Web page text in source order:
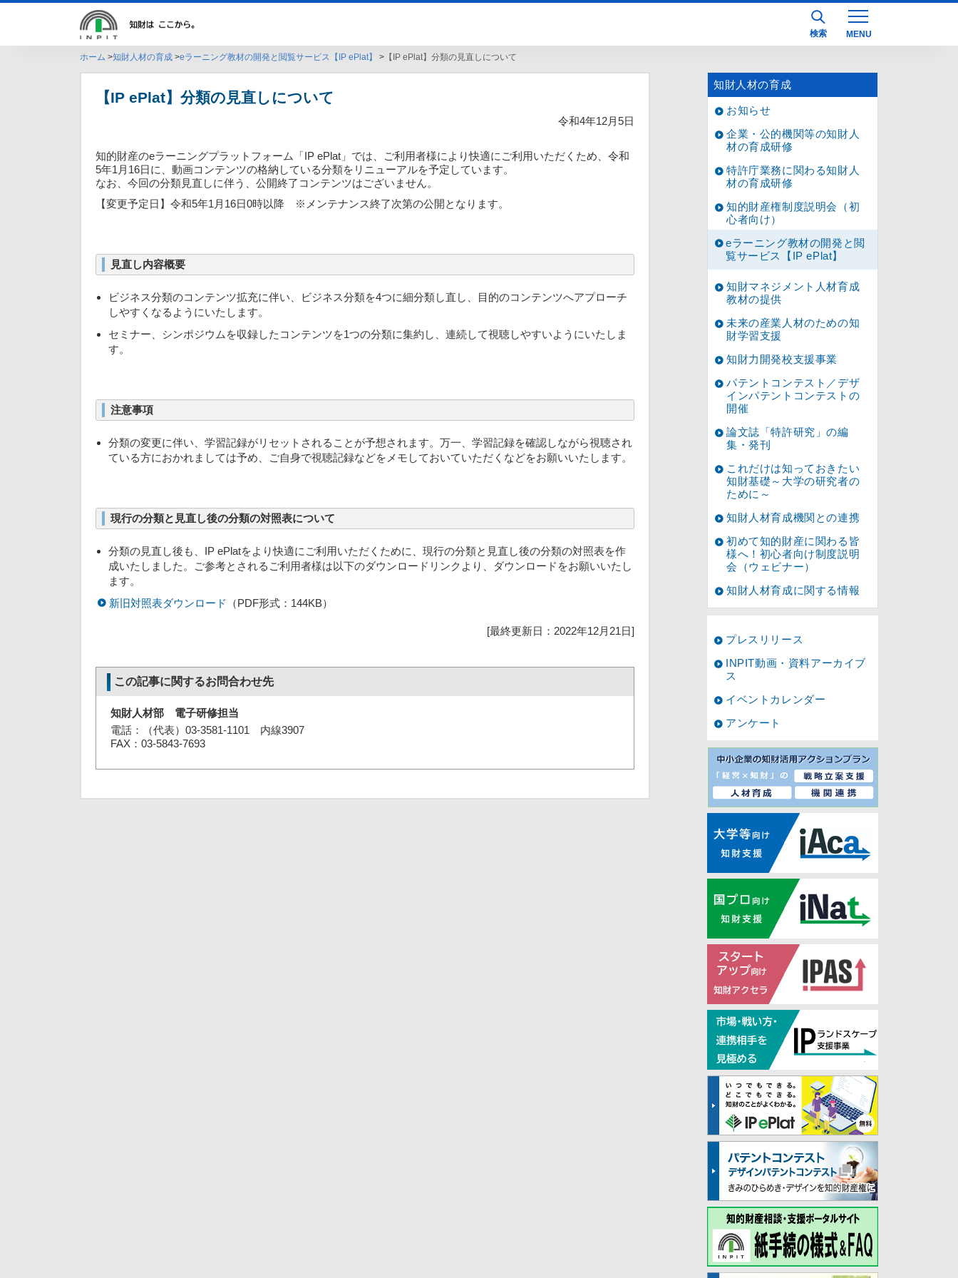
検索
ホーム 知財人材の育成 eラーニング教材の開発と閲覧サービス【IP ePlat】 【IP ePlat】分類の見直しについて
【IP ePlat】分類の見直しについて
令和4年12月5日
知的財産のeラーニングプラットフォーム「IP ePlat」では、ご利用者様により快適にご利用いただくため、令和
5年1月16日に、動画コンテンツの格納している分類をリニューアルを予定しています。
なお、今回の分類見直しに伴う、公開終了コンテンツはございません。
【変更予定日】令和5年1月16日0時以降 ※メンテナンス終了次第の公開となります。
見直し内容概要
ビジネス分類のコンテンツ拡充に伴い、ビジネス分類を4つに細分類し直し、目的のコンテンツへアプローチ
しやすくなるようにいたします。
セミナー、シンポジウムを収録したコンテンツを1つの分類に集約し、連続して視聴しやすいようにいたしま
す。
注意事項
分類の変更に伴い、学習記録がリセットされることが予想されます。万一、学習記録を確認しながら視聴され
ている方におかれましては予め、ご自身で視聴記録などをメモしておいていただくなどをお願いいたします。
現行の分類と見直し後の分類の対照表について
分類の見直し後も、IP ePlatをより快適にご利用いただくために、現行の分類と見直し後の分類の対照表を作
成いたしました。ご参考とされるご利用者様は以下のダウンロードリンクより、ダウンロードをお願いいたし
ます。
新旧対照表ダウンロード
（PDF形式：144KB）
[最終更新日：2022年12月21日]
この記事に関するお問合わせ先
知財人材部 電子研修担当
電話：（代表）03-3581-1101 内線3907
FAX：03-5843-7693
知財人材の育成
お知らせ
企業・公的機関等の知財人
材の育成研修
特許庁業務に関わる知財人
材の育成研修
知的財産権制度説明会（初
心者向け）
eラーニング教材の開発と閲
覧サービス【IP ePlat】
知財マネジメント人材育成
教材の提供
未来の産業人材のための知
財学習支援
知財力開発校支援事業
パテントコンテスト／デザ
インパテントコンテストの
開催
論文誌「特許研究」の編
集・発刊
これだけは知っておきたい
知財基礎～大学の研究者の
ために～
知財人材育成機関との連携
初めて知的財産に関わる皆
様へ！初心者向け制度説明
会（ウェビナー）
知財人材育成に関する情報
プレスリリース
INPIT動画・資料アーカイブ
ス
イベントカレンダー
アンケート